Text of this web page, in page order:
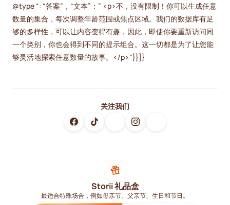
@type “: “答案”，“文本”：” <p>不，没有限制！你可以生成任意
数量的集合，每次调整年龄范围或焦点区域。我们的数据库有足
够的多样性，可以让内容变得有趣，因此，即使你要重新访问同
一个类别，你也会得到不同的提示组合。这一切都是为了让您能
够灵活地探索任意数量的故事。</p>“}}]}
关注我们
Storii 礼品盒
最适合特殊场合，例如母亲节、父亲节、生日和节日。